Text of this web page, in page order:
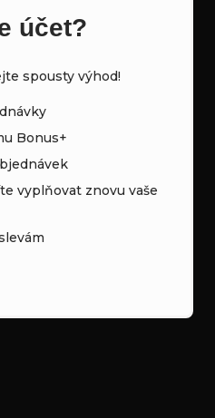
účet?
spousty výhod!
Bonus+
vyplňovat znovu vaše